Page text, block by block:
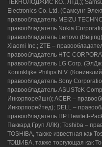
г. Новороссийск,
2/3
8 (964) 914-44-74
ТЕКНОЛОДЖИС КО., ЛТД.);
Electronics Co. Ltd. (Самсунг
правообладатель MEIZU
правообладатель Nokia
правообладатель Lenovo
Xiaomi Inc.; ZTE –
правообладатель HTC
правообладатель LG Corp.
Koninklijke Philips N.V.
правообладатель Sony
правообладатель ASUSTeK
Инкорпорейшн); ACER –
Инкорпорейтед); DELL –
правообладатель HP Hewlett-
Паккард Груп ЛЛК); Toshiba –
TOSHIBA, также известная
ТОШИБА, также торгующая как